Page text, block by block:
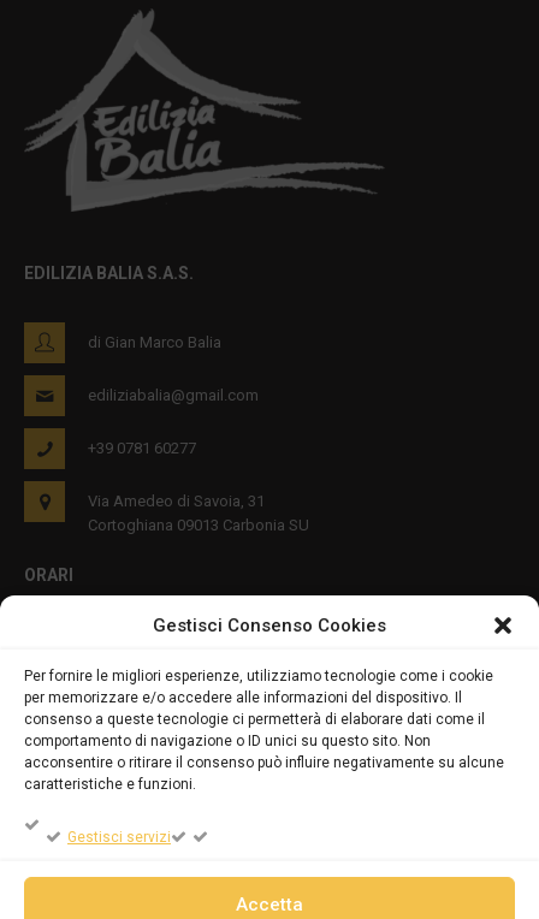
Gestisci Consenso Cookies
Per fornire le migliori esperienze, utilizziamo tecnologie come i cookie
per memorizzare e/o accedere alle informazioni del dispositivo. Il
consenso a queste tecnologie ci permetterà di elaborare dati come il
comportamento di navigazione o ID unici su questo sito. Non
acconsentire o ritirare il consenso può influire negativamente su alcune
caratteristiche e funzioni.
Gestisci servizi
Accetta
EDILIZIA BALIA S.A.S.
di Gian Marco Balia
ediliziabalia@gmail.com
+39 0781 60277
Via Amedeo di Savoia, 31
Cortoghiana 09013 Carbonia SU
ORARI
PRIVACY E COOKIES
DICHIARAZIONE SULLA PRIVACY (UE)
COOKIE POLICY (UE)